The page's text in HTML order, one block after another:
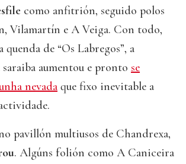
como anfitrión, seguido polos
Vilamartín e A Veiga. Con todo,
quenda de “Os Labregos”, a
aumentou e pronto se
nevada que fixo inevitable a
pavillón multiusos de Chandrexa,
. Algúns folión como A Caniceira